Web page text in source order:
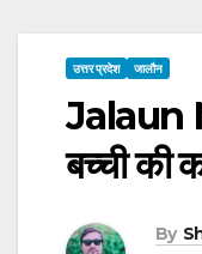
उत्तर प्रदेश जालौन
Jalaun
बच्ची की
By